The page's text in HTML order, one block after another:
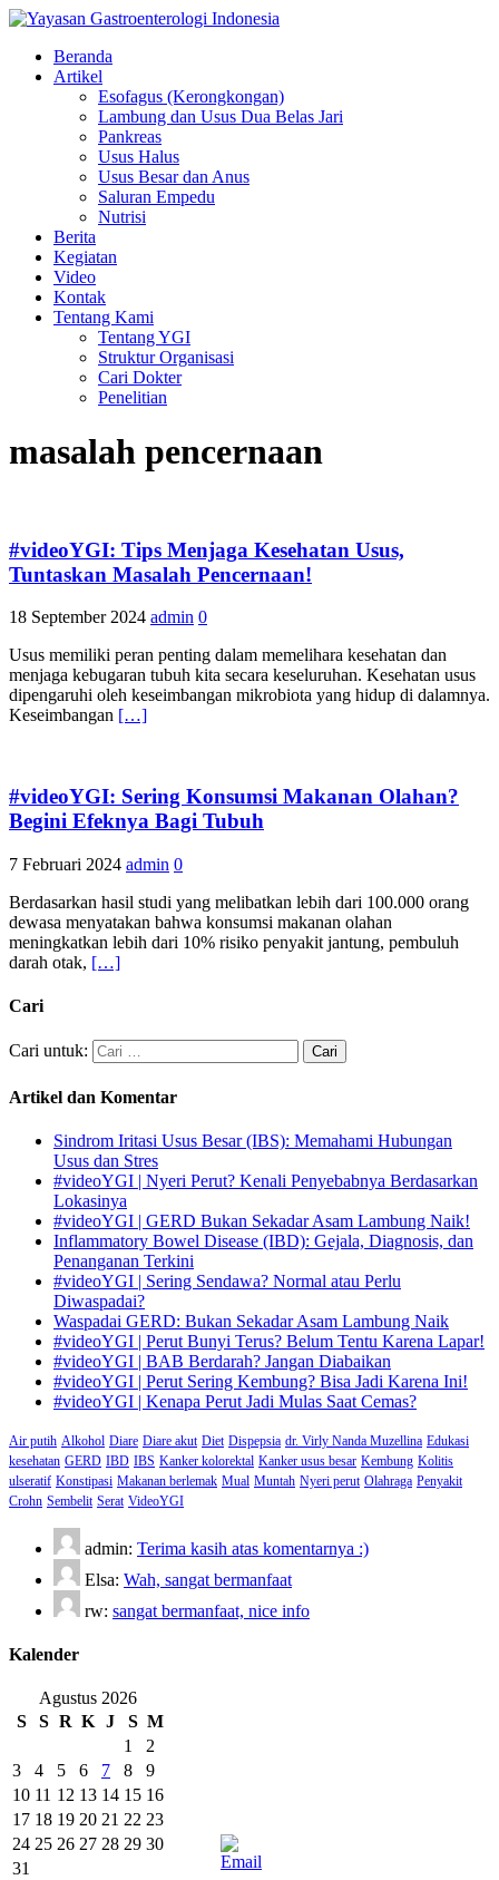
Beranda
Artikel
Esofagus (Kerongkongan)
Lambung dan Usus Dua Belas Jari
Pankreas
Usus Halus
Usus Besar dan Anus
Saluran Empedu
Nutrisi
Berita
Kegiatan
Video
Kontak
Tentang Kami
Tentang YGI
Struktur Organisasi
Cari Dokter
Penelitian
masalah pencernaan
#videoYGI: Tips Menjaga Kesehatan Usus,
Tuntaskan Masalah Pencernaan!
18 September 2024 admin 0
Usus memiliki peran penting dalam memelihara kesehatan dan
menjaga kebugaran tubuh kita secara keseluruhan. Kesehatan usus
dipengaruhi oleh keseimbangan mikrobiota yang hidup di dalamnya.
Keseimbangan […]
#videoYGI: Sering Konsumsi Makanan Olahan?
Begini Efeknya Bagi Tubuh
7 Februari 2024 admin 0
Berdasarkan hasil studi yang melibatkan lebih dari 100.000 orang
dewasa menyatakan bahwa konsumsi makanan olahan
meningkatkan lebih dari 10% risiko penyakit jantung, pembuluh
darah otak, […]
Cari
Cari untuk:
Artikel dan Komentar
Sindrom Iritasi Usus Besar (IBS): Memahami Hubungan
Usus dan Stres
#videoYGI | Nyeri Perut? Kenali Penyebabnya Berdasarkan
Lokasinya
#videoYGI | GERD Bukan Sekadar Asam Lambung Naik!
Inflammatory Bowel Disease (IBD): Gejala, Diagnosis, dan
Penanganan Terkini
#videoYGI | Sering Sendawa? Normal atau Perlu
Diwaspadai?
Waspadai GERD: Bukan Sekadar Asam Lambung Naik
#videoYGI | Perut Bunyi Terus? Belum Tentu Karena Lapar!
#videoYGI | BAB Berdarah? Jangan Diabaikan
#videoYGI | Perut Sering Kembung? Bisa Jadi Karena Ini!
#videoYGI | Kenapa Perut Jadi Mulas Saat Cemas?
Air putih Alkohol Diare Diare akut Diet Dispepsia dr. Virly Nanda Muzellina Edukasi
kesehatan GERD IBD IBS Kanker kolorektal Kanker usus besar Kembung Kolitis
ulseratif Konstipasi Makanan berlemak Mual Muntah Nyeri perut Olahraga Penyakit
Crohn Sembelit Serat VideoYGI
admin: Terima kasih atas komentarnya :)
Elsa: Wah, sangat bermanfaat
rw: sangat bermanfaat, nice info
Kalender
Agustus 2026
S
S R K J S M
1
2
3
4 5 6 7 8
9
10 11 12 13 14 15 16
17 18 19 20 21 22 23
24 25 26 27 28 29 30
31